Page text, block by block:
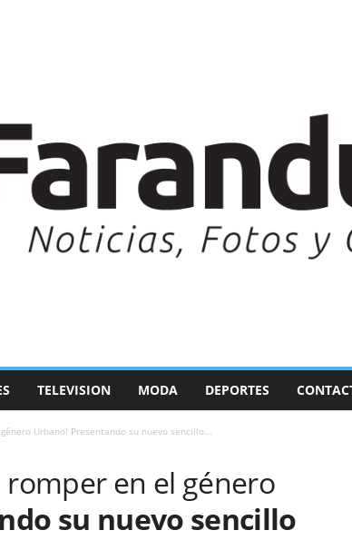
TELEVISION MODA DEPORTES
Urbano! Presentando su nuevo sencillo...
romper en el género
su nuevo sencillo